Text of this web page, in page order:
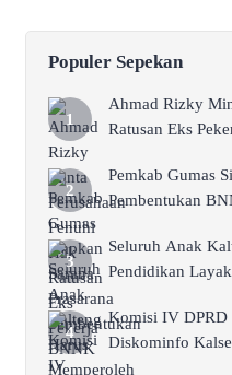
Populer Sepekan
Ahmad Rizky
Ratusan Eks
Pemkab Gumas
Pembentukan
Seluruh Anak
Pendidikan Layak
Komisi IV DPRD
Diskominfo